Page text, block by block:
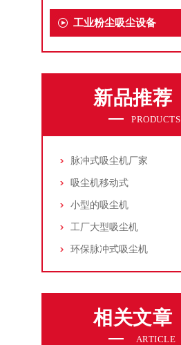
工业粉尘吸尘设备
新品推荐
PRODUCTS
脉冲式吸尘机厂家
吸尘机移动式
小型的吸尘机
工厂大型吸尘机
环保脉冲式吸尘机
相关文章
ARTICLE